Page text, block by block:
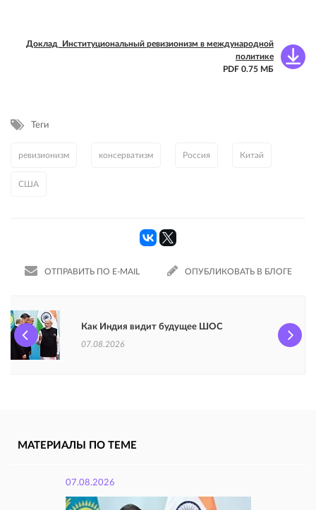
Доклад_Институциональный ревизионизм в международной
политике
PDF 0.75 МБ
Теги
ревизионизм консерватизм Россия Китай
США
ОТПРАВИТЬ ПО E-MAIL ОПУБЛИКОВАТЬ В БЛОГЕ
Как Индия видит будущее ШОС
07.08.2026
МАТЕРИАЛЫ ПО ТЕМЕ
07.08.2026